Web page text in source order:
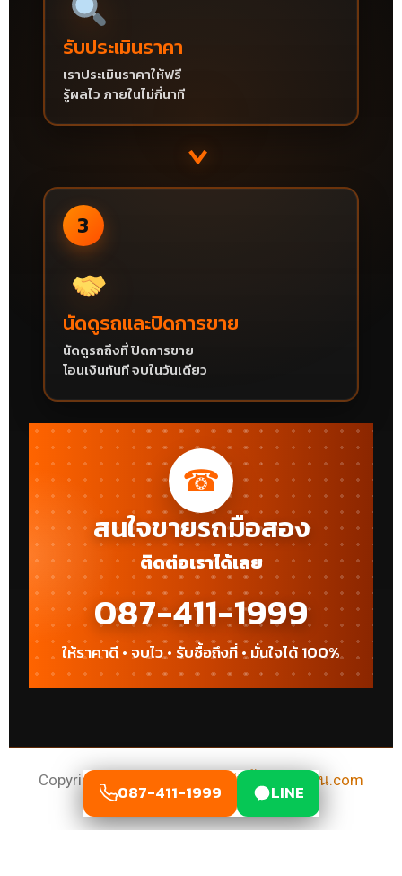
087-411-1999 LINE
รับประเมินราคา
เราประเมินราคาให้ฟรี
รู้ผลไว ภายในไม่กี่นาที
›
3
นัดดูรถและปิดการขาย
นัดดูรถถึงที่ ปิดการขาย
โอนเงินทันที จบในวันเดียว
☎
สนใจขายรถมือสอง
ติดต่อเราได้เลย
087-411-1999
ให้ราคาดี • จบไว • รับซื้อถึงที่ • มั่นใจได้ 100%
Copyright 202 | Powered by รับซื้อรถใกล้ฉัน.com